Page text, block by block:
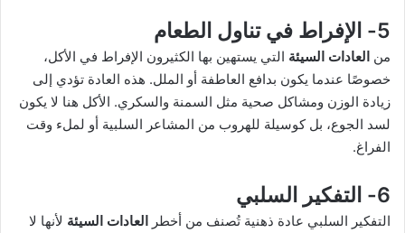
5- الإفراط في تناول الطعام
من العادات السيئة التي يستهين بها الكثيرون الإفراط في الأكل،
خصوصًا عندما يكون بدافع العاطفة أو الملل. هذه العادة تؤدي إلى
زيادة الوزن ومشاكل صحية مثل السمنة والسكري. الأكل هنا لا يكون
لسد الجوع، بل كوسيلة للهروب من المشاعر السلبية أو لملء وقت
الفراغ.
6- التفكير السلبي
التفكير السلبي عادة ذهنية تُصنف من أخطر العادات السيئة لأنها لا